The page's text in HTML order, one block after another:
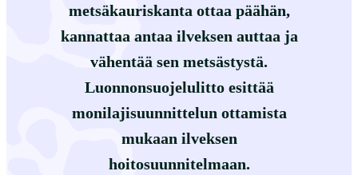
metsäkauriskanta ottaa päähän,
kannattaa antaa ilveksen auttaa ja
vähentää sen metsästystä.
Luonnonsuojelulitto esittää
monilajisuunnittelun ottamista
mukaan ilveksen
hoitosuunnitelmaan.